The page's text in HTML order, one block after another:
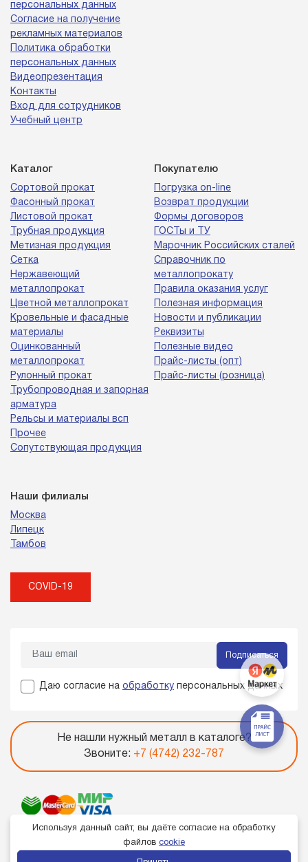
персональных данных
Согласие на получение
рекламных материалов
Политика обработки
персональных данных
Видеопрезентация
Контакты
Вход для сотрудников
Учебный центр
Каталог
Сортовой прокат
Фасонный прокат
Листовой прокат
Трубная продукция
Метизная продукция
Сетка
Нержавеющий
металлопрокат
Цветной металлопрокат
Кровельные и фасадные
материалы
Оцинкованный
металлопрокат
Рулонный прокат
Трубопроводная и запорная
арматура
Рельсы и материалы всп
Прочее
Сопутствующая продукция
Покупателю
Погрузка on-line
Возврат продукции
Формы договоров
ГОСТы и ТУ
Марочник Российских сталей
Справочник по
металлопрокату
Правила оказания услуг
Полезная информация
Новости и публикации
Реквизиты
Полезные видео
Прайс-листы (опт)
Прайс-листы (розница)
Наши филиалы
Москва
Липецк
Тамбов
COVID-19
Подписаться
Даю согласие на обработку персональных данных
Не нашли нужный металл в каталоге?
Звоните: +7 (4742) 232-787
Используя данный сайт, вы даёте согласие на обработку
файлов cookie